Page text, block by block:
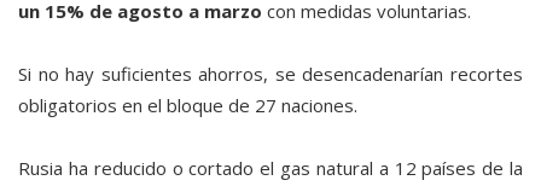
un 15% de agosto a marzo con medidas voluntarias.
Si no hay suficientes ahorros, se desencadenarían recortes
obligatorios en el bloque de 27 naciones.
Rusia ha reducido o cortado el gas natural a 12 países de la